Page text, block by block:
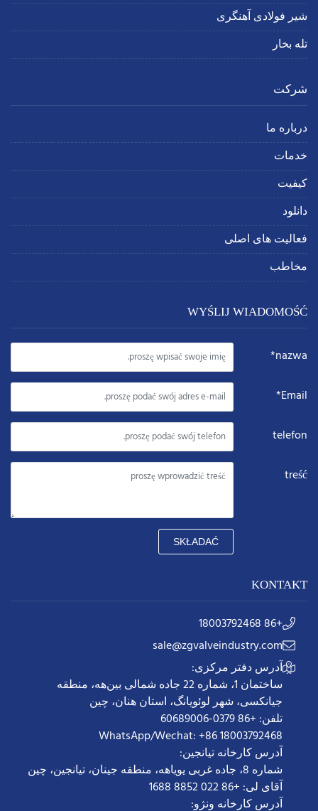
شیر فولادی آهنگری
تله بخار
شرکت
درباره ما
خدمات
کیفیت
دانلود
فعالیت های اصلی
مخاطب
WYŚLIJ WIADOMOŚĆ
nazwa*
Email*
telefon
treść
SKŁADAĆ
KONTAKT
+86 18003792468
sale@zgvalveindustry.com
آدرس دفتر مرکزی:
ساختمان 1، شماره 22 جاده شمالی بین‌هه، منطقه
جیانکسی، شهر لوئویانگ، استان هنان، چین
تلفن: +86 0379-60689006
WhatsApp/Wechat: +86 18003792468
آدرس کارخانه تیانجین:
شماره 8، جاده غربی یویاهه، منطقه جینان، تیانجین، چین
آقای لی: +86 022 8852 1688
آدرس کارخانه ونژو: